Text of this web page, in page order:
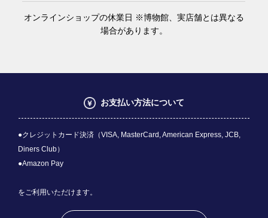
オンラインショップの休業日 ※博物館、実店舗とは異なる
場合があります。
お支払い方法について
●クレジットカード決済（VISA, MasterCard, American Express, JCB,
Diners Club）
●Amazon Pay
をご利用いただけます。